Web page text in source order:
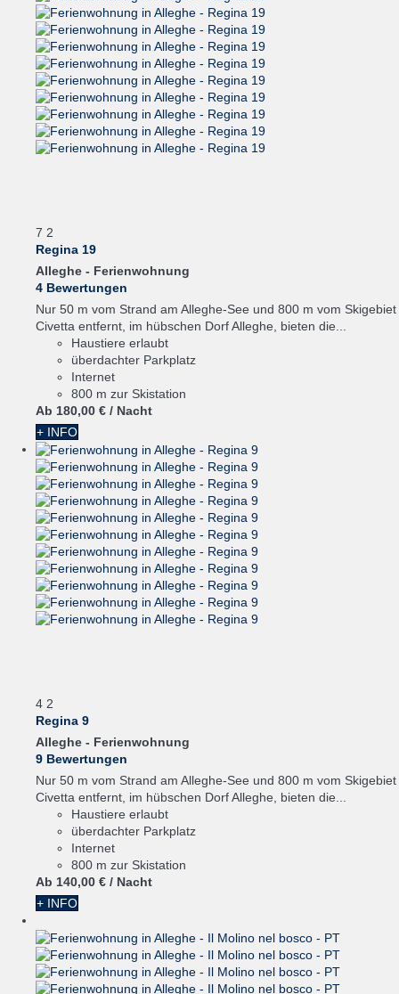
7 2
Regina 19
Alleghe - Ferienwohnung
4 Bewertungen
Nur 50 m vom Strand am Alleghe-See und 800 m vom Skigebiet
Civetta entfernt, im hübschen Dorf Alleghe, bieten die...
Haustiere erlaubt
überdachter Parkplatz
Internet
800 m zur Skistation
Ab 180,00 € / Nacht
+ INFO
4 2
Regina 9
Alleghe - Ferienwohnung
9 Bewertungen
Nur 50 m vom Strand am Alleghe-See und 800 m vom Skigebiet
Civetta entfernt, im hübschen Dorf Alleghe, bieten die...
Haustiere erlaubt
überdachter Parkplatz
Internet
800 m zur Skistation
Ab 140,00 € / Nacht
+ INFO